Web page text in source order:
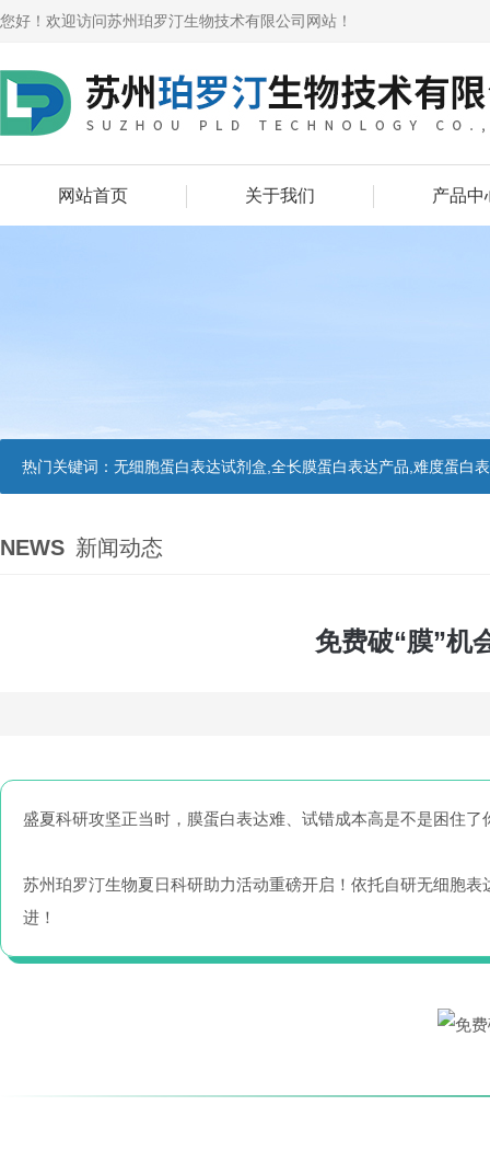
您好！欢迎访问苏州珀罗汀生物技术有限公司网站！
网站首页 关于我们 产品中
热门关键词： 无细胞蛋白表达试剂盒,全长膜蛋白表达产品,难度蛋白
NEWS 新闻动态
免费破“膜”机
盛夏科研攻坚正当时，膜蛋白表达难、试错成本高是不是困住了
苏州珀罗汀生物夏日科研助力活动重磅开启！依托自研无细胞
进！